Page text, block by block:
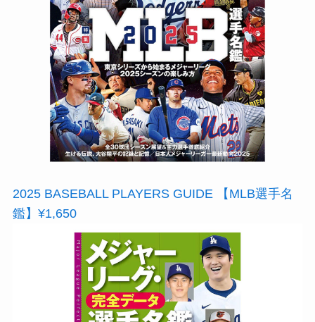
2025 BASEBALL PLAYERS GUIDE 【MLB選手名
鑑】¥1,650